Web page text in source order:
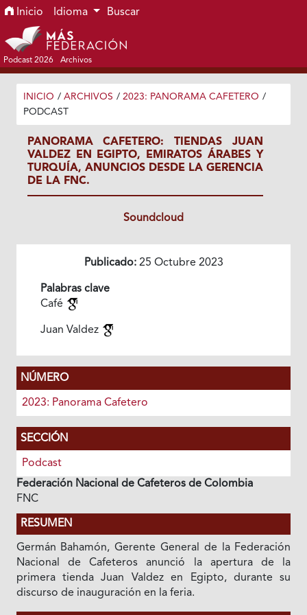
Ir al menú de navegación principal
Ir al contenido principal
Ir al pie de página del sitio
Inicio Idioma Buscar
Podcast 2026 Archivos
INICIO / ARCHIVOS / 2023: PANORAMA CAFETERO /
PODCAST
PANORAMA CAFETERO: TIENDAS JUAN
VALDEZ EN EGIPTO, EMIRATOS ÁRABES Y
TURQUÍA, ANUNCIOS DESDE LA GERENCIA
DE LA FNC.
Soundcloud
Publicado:25 Octubre 2023
Palabras clave
Café
Juan Valdez
NÚMERO
2023: Panorama Cafetero
SECCIÓN
Podcast
Federación Nacional de Cafeteros de Colombia
FNC
RESUMEN
Germán Bahamón, Gerente General de la Federación
Nacional de Cafeteros anunció la apertura de la
primera tienda Juan Valdez en Egipto, durante su
discurso de inauguración en la feria.